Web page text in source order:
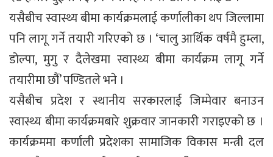
यसैबीच स्वास्थ्य बीमा कार्यक्रमलाई कर्णालीका थप जिल्लामा
पनि लागू गर्ने तयारी गरिएको छ । ‘चालु आर्थिक वर्षमै हुम्ला,
डोल्पा, मुगु र दैलेखमा स्वास्थ्य बीमा कार्यक्रम लागू गर्ने
तयारीमा छौं’ पण्डितले भने ।
यसैबीच प्रदेश र स्थानीय सरकारलाई जिम्मेवार बनाउन
स्वास्थ्य बीमा कार्यक्रमबारे शुक्रवार जानकारी गराइएको छ ।
कार्यक्रममा कर्णाली प्रदेशका सामाजिक विकास मन्त्री दल